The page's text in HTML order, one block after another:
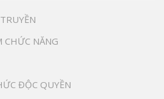
CHỨC NĂNG
ĐỘC QUYỀN